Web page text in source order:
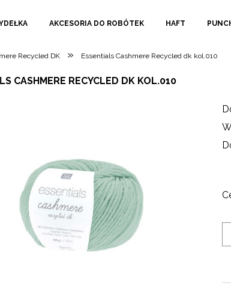
AKCESORIA DO ROBÓTEK HAFT
Recycled DK » Essentials Cashmere Recycled dk kol.010
CASHMERE RECYCLED DK KOL.010